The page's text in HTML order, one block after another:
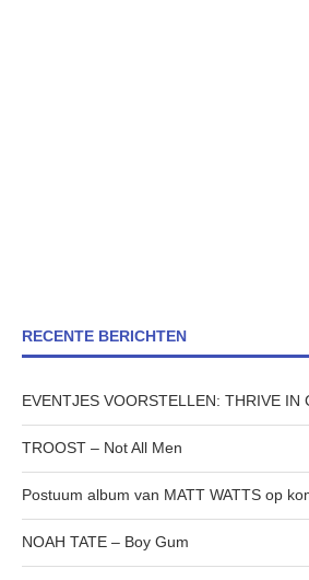
RECENTE BERICHTEN
EVENTJES VOORSTELLEN: THRIVE IN
TROOST – Not All Men
Postuum album van MATT WATTS op
NOAH TATE – Boy Gum